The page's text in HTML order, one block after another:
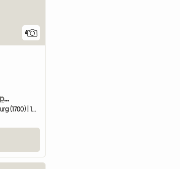
4
Chambre 1 en centre ville - proche université
Chambre chez l'habitant | Fribourg (1700) | 10 M2